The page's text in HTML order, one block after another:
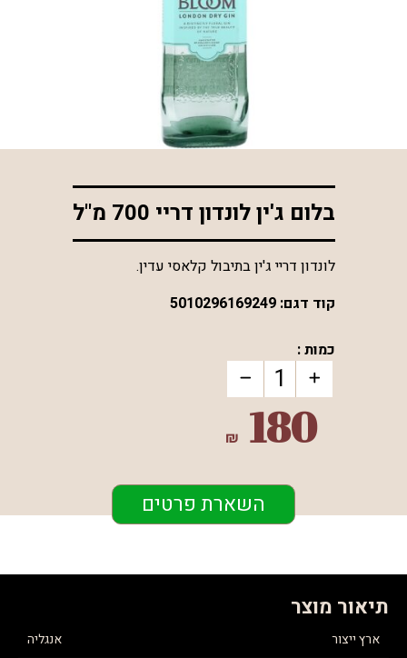
בלום ג'ין לונדון דריי 700 מ"ל
לונדון דריי ג'ין בתיבול קלאסי עדין.
קוד דגם:5010296169249
כמות :
180
₪
השארת פרטים
תיאור מוצר
ארץ ייצור
אנגליה